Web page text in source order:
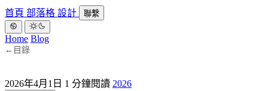
首頁 部落格 設計 聯繫
Home Blog
← 目錄
2026年4月1日 1 分鐘閱讀 2026